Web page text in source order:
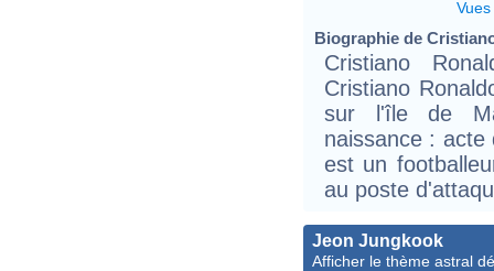
Vues
Biographie de
Cristiano
Cristiano
sur l'île de
naissance : acte
est un
au poste
Jeon Jungkook
Afficher le thème astral